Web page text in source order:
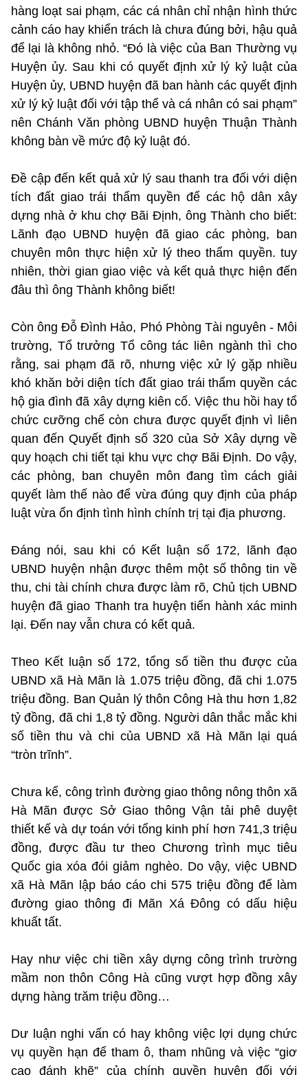
hàng loạt sai phạm, các cá nhân chỉ nhận hình thức
cảnh cáo hay khiển trách là chưa đúng bởi, hậu quả
để lại là không nhỏ. “Đó là việc của Ban Thường vụ
Huyện ủy. Sau khi có quyết định xử lý kỷ luật của
Huyện ủy, UBND huyện đã ban hành các quyết định
xử lý kỷ luật đối với tập thể và cá nhân có sai phạm”
nên Chánh Văn phòng UBND huyện Thuận Thành
không bàn về mức độ kỷ luật đó.
Đề cập đến kết quả xử lý sau thanh tra đối với diện
tích đất giao trái thẩm quyền để các hộ dân xây
dựng nhà ở khu chợ Bãi Định, ông Thành cho biết:
Lãnh đạo UBND huyện đã giao các phòng, ban
chuyên môn thực hiện xử lý theo thẩm quyền. tuy
nhiên, thời gian giao việc và kết quả thực hiện đến
đâu thì ông Thành không biết!
Còn ông Đỗ Đình Hảo, Phó Phòng Tài nguyên - Môi
trường, Tổ trưởng Tổ công tác liên ngành thì cho
rằng, sai phạm đã rõ, nhưng việc xử lý gặp nhiều
khó khăn bởi diện tích đất giao trái thẩm quyền các
hộ gia đình đã xây dựng kiên cố. Việc thu hồi hay tổ
chức cưỡng chế còn chưa được quyết định vì liên
quan đến Quyết định số 320 của Sở Xây dựng về
quy hoạch chi tiết tại khu vực chợ Bãi Định. Do vậy,
các phòng, ban chuyên môn đang tìm cách giải
quyết làm thế nào để vừa đúng quy định của pháp
luật vừa ổn định tình hình chính trị tại địa phương.
Đáng nói, sau khi có Kết luận số 172, lãnh đạo
UBND huyện nhận được thêm một số thông tin về
thu, chi tài chính chưa được làm rõ, Chủ tịch UBND
huyện đã giao Thanh tra huyện tiến hành xác minh
lại. Đến nay vẫn chưa có kết quả.
Theo Kết luận số 172, tổng số tiền thu được của
UBND xã Hà Mãn là 1.075 triệu đồng, đã chi 1.075
triệu đồng. Ban Quản lý thôn Công Hà thu hơn 1,82
tỷ đồng, đã chi 1,8 tỷ đồng. Người dân thắc mắc khi
số tiền thu và chi của UBND xã Hà Mãn lại quá
“tròn trĩnh”.
Chưa kể, công trình đường giao thông nông thôn xã
Hà Mãn được Sở Giao thông Vận tải phê duyệt
thiết kế và dự toán với tổng kinh phí hơn 741,3 triệu
đồng, được đầu tư theo Chương trình mục tiêu
Quốc gia xóa đói giảm nghèo. Do vậy, việc UBND
xã Hà Mãn lập báo cáo chi 575 triệu đồng để làm
đường giao thông đi Mãn Xá Đông có dấu hiệu
khuất tất.
Hay như việc chi tiền xây dựng công trình trường
mầm non thôn Công Hà cũng vượt hợp đồng xây
dựng hàng trăm triệu đồng…
Dư luận nghi vấn có hay không việc lợi dụng chức
vụ quyền hạn để tham ô, tham nhũng và việc “giơ
cao đánh khẽ” của chính quyền huyện đối với